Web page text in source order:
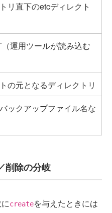
リ直下のetcディレクト
運用ツールが読み込む
の元となるディレクトリ
ックアップファイル名な
削除の分岐
createを与えたときには